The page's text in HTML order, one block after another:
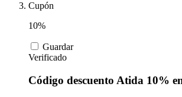
Cupón
10%
Guardar
Verificado
Código descuento Atida 10%